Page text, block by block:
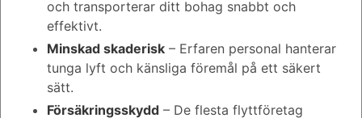
och transporterar ditt bohag snabbt och
effektivt.
Minskad skaderisk – Erfaren personal hanterar
tunga lyft och känsliga föremål på ett säkert
sätt.
Försäkringsskydd – De flesta flyttföretag